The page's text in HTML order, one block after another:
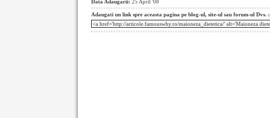
Data Adaugarii: 25 April '08
Adaugati un link spre aceasta pagina pe blog-ul, site-ul sau forum-ul Dvs. :